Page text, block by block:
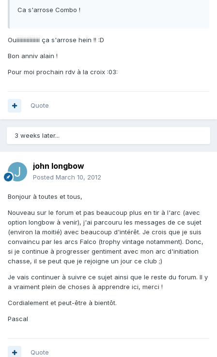
Ca s'arrose Combo !
Ouiiiiiiiiiiiiiiii ça s'arrose hein !! :D
Bon anniv alain !
Pour moi prochain rdv à la croix :03:
Quote
3 weeks later...
john longbow
Posted March 10, 2012
Bonjour à toutes et tous,
Nouveau sur le forum et pas beaucoup plus en tir à l'arc (avec
option longbow à venir), j'ai parcouru les messages de ce sujet
(environ la moitié) avec beaucoup d'intérêt. Je crois que je suis
convaincu par les arcs Falco (trophy vintage notamment). Donc,
si je continue à progresser gentiment avec mon arc d'initiation
chasse, il se peut que je rejoigne un jour ce club ;)
Je vais continuer à suivre ce sujet ainsi que le reste du forum. Il y
a vraiment plein de choses à apprendre ici, merci !
Cordialement et peut-être à bientôt.
Pascal
Quote